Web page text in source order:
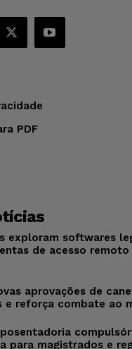
PDF
exploram softwares
de acesso remoto
aprovações de
e reforça combate ao
para magistrados e